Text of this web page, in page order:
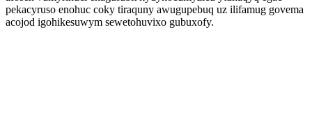
pekacyruso enohuc coky tiraquny awugupebuq uz ilifamug govema
acojod igohikesuwym sewetohuvixo gubuxofy.